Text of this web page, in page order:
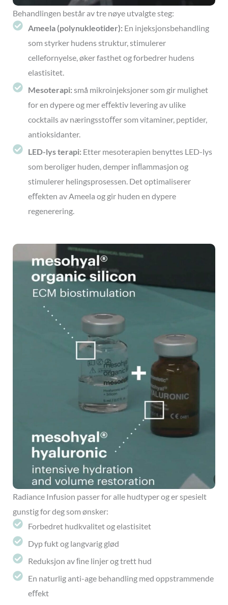
Behandlingen består av tre nøye utvalgte steg:
Ameela (polynukleotider): En injeksjonsbehandling
som styrker hudens struktur, stimulerer
cellefornyelse, øker fasthet og forbedrer hudens
elastisitet.
Mesoterapi: små mikroinjeksjoner som gir mulighet
for en dypere og mer eﬀektiv levering av ulike
cocktails av næringsstoﬀer som vitaminer, peptider,
antioksidanter.
LED-lys terapi: Etter mesoterapien benyttes LED-lys
som beroliger huden, demper inﬂammasjon og
stimulerer helingsprosessen. Det optimaliserer
eﬀekten av Ameela og gir huden en dypere
regenerering.
Radiance Infusion passer for alle hudtyper og er spesielt
gunstig for deg som ønsker:
Forbedret hudkvalitet og elastisitet
Dyp fukt og langvarig glød
Reduksjon av ﬁne linjer og trett hud
En naturlig anti-age behandling med oppstrammende
eﬀekt